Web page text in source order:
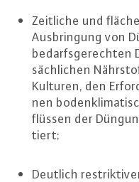
Zeitliche und
Aus­brin­gung von
be­darfs­ge­rech­ten
säch­li­chen
Kulturen, den
nen
flüs­sen der
tiert;
Deutlich